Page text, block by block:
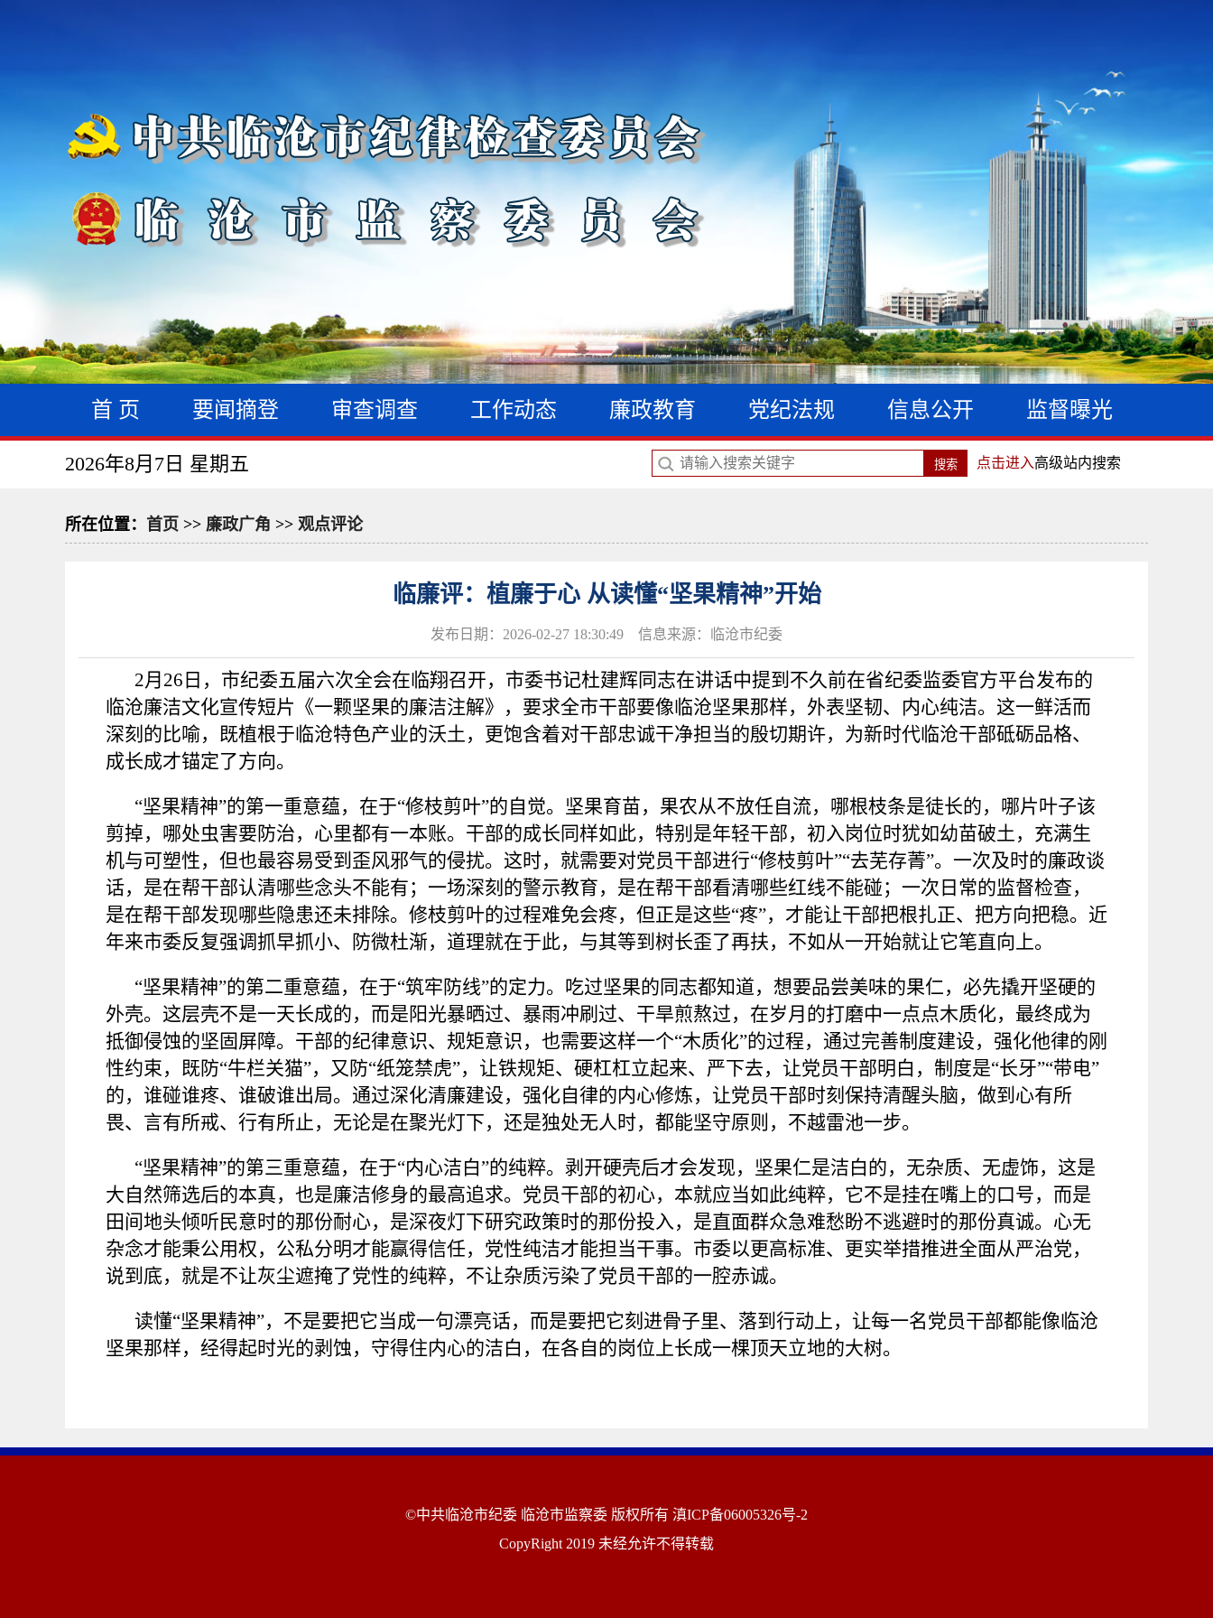
首 页 要闻摘登 审查调查 工作动态 廉政教育 党纪法规 信息公开 监督曝光
2026年8月7日 星期五 点击进入高级站内搜索
所在位置： 首页 >> 廉政广角 >> 观点评论
临廉评：植廉于心 从读懂“坚果精神”开始
发布日期：2026-02-27 18:30:49 信息来源：临沧市纪委
2月26日，市纪委五届六次全会在临翔召开，市委书记杜建辉同志在讲话中提到不久前在省纪委监委官方平台发布的
临沧廉洁文化宣传短片《一颗坚果的廉洁注解》，要求全市干部要像临沧坚果那样，外表坚韧、内心纯洁。这一鲜活而
深刻的比喻，既植根于临沧特色产业的沃土，更饱含着对干部忠诚干净担当的殷切期许，为新时代临沧干部砥砺品格、
成长成才锚定了方向。
“坚果精神”的第一重意蕴，在于“修枝剪叶”的自觉。 坚果育苗，果农从不放任自流，哪根枝条是徒长的，哪片叶子该
剪掉，哪处虫害要防治，心里都有一本账。干部的成长同样如此，特别是年轻干部，初入岗位时犹如幼苗破土，充满生
机与可塑性，但也最容易受到歪风邪气的侵扰。这时，就需要对党员干部进行“修枝剪叶”“去芜存菁”。一次及时的廉政谈
话，是在帮干部认清哪些念头不能有；一场深刻的警示教育，是在帮干部看清哪些红线不能碰；一次日常的监督检查，
是在帮干部发现哪些隐患还未排除。修枝剪叶的过程难免会疼，但正是这些“疼”，才能让干部把根扎正、把方向把稳。近
年来市委反复强调抓早抓小、防微杜渐，道理就在于此，与其等到树长歪了再扶，不如从一开始就让它笔直向上。
“坚果精神”的第二重意蕴，在于“筑牢防线”的定力。 吃过坚果的同志都知道，想要品尝美味的果仁，必先撬开坚硬的
外壳。这层壳不是一天长成的，而是阳光暴晒过、暴雨冲刷过、干旱煎熬过，在岁月的打磨中一点点木质化，最终成为
抵御侵蚀的坚固屏障。干部的纪律意识、规矩意识，也需要这样一个“木质化”的过程，通过完善制度建设，强化他律的刚
性约束，既防“牛栏关猫”，又防“纸笼禁虎”，让铁规矩、硬杠杠立起来、严下去，让党员干部明白，制度是“长牙”“带电”
的，谁碰谁疼、谁破谁出局。通过深化清廉建设，强化自律的内心修炼，让党员干部时刻保持清醒头脑，做到心有所
畏、言有所戒、行有所止，无论是在聚光灯下，还是独处无人时，都能坚守原则，不越雷池一步。
“坚果精神”的第三重意蕴，在于“内心洁白”的纯粹。 剥开硬壳后才会发现，坚果仁是洁白的，无杂质、无虚饰，这是
大自然筛选后的本真，也是廉洁修身的最高追求。党员干部的初心，本就应当如此纯粹，它不是挂在嘴上的口号，而是
田间地头倾听民意时的那份耐心，是深夜灯下研究政策时的那份投入，是直面群众急难愁盼不逃避时的那份真诚。心无
杂念才能秉公用权，公私分明才能赢得信任，党性纯洁才能担当干事。市委以更高标准、更实举措推进全面从严治党，
说到底，就是不让灰尘遮掩了党性的纯粹，不让杂质污染了党员干部的一腔赤诚。
读懂“坚果精神”，不是要把它当成一句漂亮话，而是要把它刻进骨子里、落到行动上，让每一名党员干部都能像临沧
坚果那样，经得起时光的剥蚀，守得住内心的洁白，在各自的岗位上长成一棵顶天立地的大树。
©中共临沧市纪委 临沧市监察委 版权所有 滇ICP备06005326号-2
CopyRight 2019 未经允许不得转载